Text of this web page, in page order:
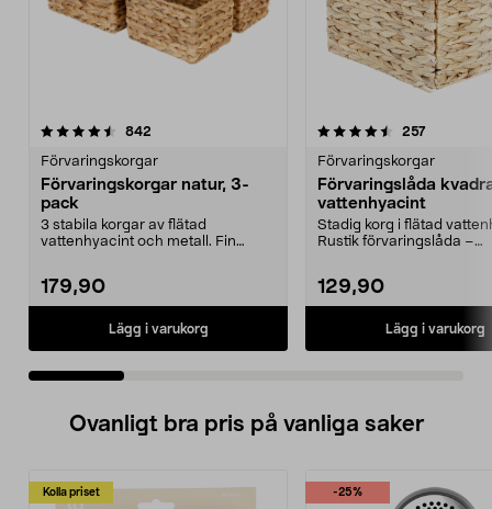
842
Förvaringskorgar
Förvaringskorgar natur, 3-
pack
3 stabila korgar av flätad
vattenhyacint och metall. Fin
179,90
Lägg i varukorg
4.5 av 5 stjärnor 257
Förvaringskorgar
Förvaringslåda
vattenhyacint
Stadig korg i flätad
Rustik förvaringslåda –
129,90
Lägg i varukorg
4.5 av 5 stjärnor
Ovanligt bra pris på vanliga saker
Kolla priset -25%